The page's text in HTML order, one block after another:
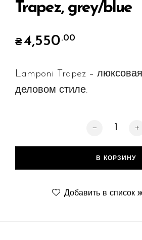
Trapez, grey/blue
₴4,550.00
Lamponi Trapez –
деловом стиле.
Количество
В КОРЗИНУ
Добавить в список